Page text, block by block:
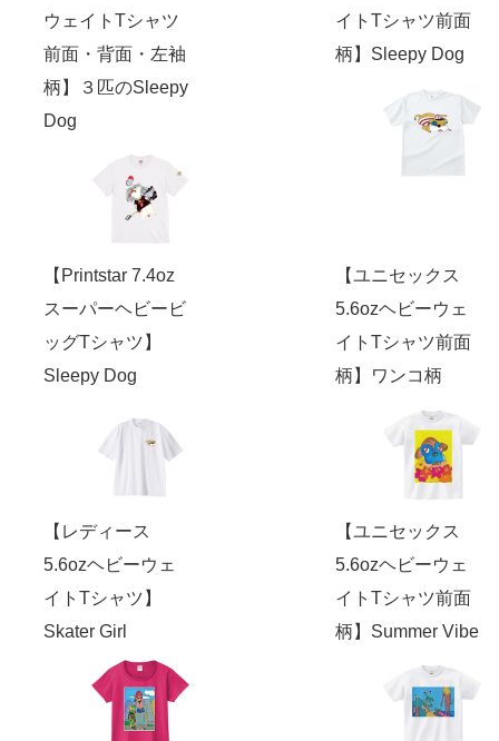
ウェイトTシャツ
前面・背面・左袖
柄】３匹のSleepy
Dog
イトTシャツ前面
柄】Sleepy Dog
【Printstar 7.4oz
スーパーヘビービ
ッグTシャツ】
Sleepy Dog
【ユニセックス
5.6ozヘビーウェ
イトTシャツ前面
柄】ワンコ柄
【レディース
5.6ozヘビーウェ
イトTシャツ】
Skater Girl
【ユニセックス
5.6ozヘビーウェ
イトTシャツ前面
柄】Summer Vibe